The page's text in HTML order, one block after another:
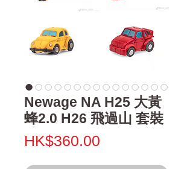
Newage NA H25 大黃
蜂2.0 H26 飛過山 套裝
HK$360.00